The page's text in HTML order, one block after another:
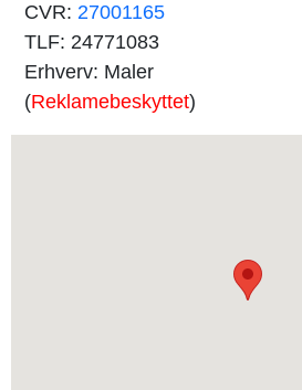
CVR: 27001165
TLF: 24771083
Erhverv: Maler
(Reklamebeskyttet)